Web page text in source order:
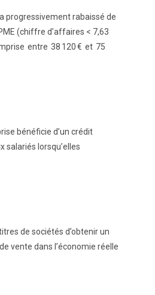
progressivement rabaissé de
(chiffre d’affaires < 7,63
entre 38 120 € et 75
bénéficie d’un crédit
salariés lorsqu’elles
de sociétés d’obtenir un
vente dans l’économie réelle